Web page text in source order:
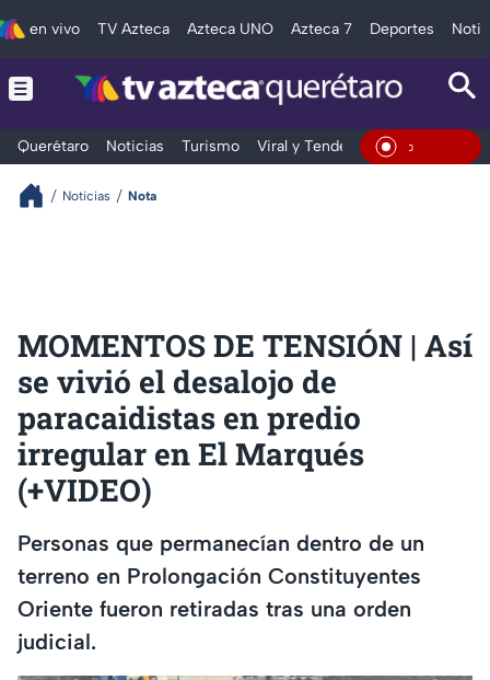
en vivo TV Azteca Azteca UNO Azteca 7 Deportes
Querétaro Noticias Turismo Viral y Tendencia Clima En Vivo
Noticias Nota
MOMENTOS DE TENSIÓN | Así
se vivió el desalojo de
paracaidistas en predio
irregular en El Marqués
(+VIDEO)
Personas que permanecían dentro de un
terreno en Prolongación Constituyentes
Oriente fueron retiradas tras una orden
judicial.